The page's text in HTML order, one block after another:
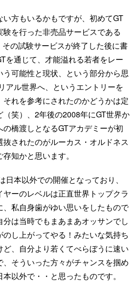
い方もいるかもですが、初めてGT
を行った非売品サービスである
その試験サービスが終了した後に書
を通じて、才能溢れる若者をレー
可能性と現状、という部分から思
アル世界へ、というエントリーを
れを参考にされたのかどうかは定
笑）、2年後の2008年にGT世界か
橋渡しとなるGTアカデミーが初
されたのがルーカス・オルドネス
知かと思います。
日本以外での開催となっており、
ーのレベルは正直世界トップクラ
、私自身歯がゆい思いをしたもので
は当時でもまあまあオッサンでし
し上がってやる！みたいな気持ち
、自分より若くてべらぼうに速い
そういった方々がチャンスを掴め
以外で・・と思ったものです。